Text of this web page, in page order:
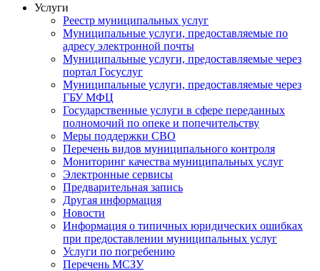
Услуги
Реестр муниципальных услуг
Муниципальные услуги, предоставляемые по
адресу электронной почты
Муниципальные услуги, предоставляемые через
портал Госуслуг
Муниципальные услуги, предоставляемые через
ГБУ МФЦ
Государственные услуги в сфере переданных
полномочий по опеке и попечительству
Меры поддержки СВО
Перечень видов муниципального контроля
Мониторинг качества муниципальных услуг
Электронные сервисы
Предварительная запись
Другая информация
Новости
Информация о типичных юридических ошибках
при предоставлении муниципальных услуг
Услуги по погребению
Перечень МСЗУ